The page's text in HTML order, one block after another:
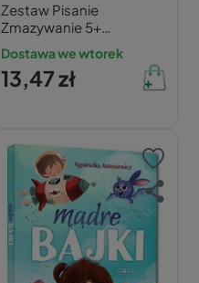
Zestaw Pisanie
Zmazywanie 5+
Alexander
Dostawa we wtorek
13,47 zł